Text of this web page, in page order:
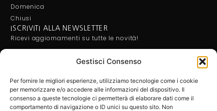
Gestisci Consenso
Per fornire le migliori esperienze, utilizziamo tecnologie come i cookie
per memorizzare e/o accedere alle informazioni del dispositivo. Il
consenso a queste tecnologie ci permetterà di elaborare dati come il
comportamento di navigazione o ID unici su questo sito. Non
Domenica
Chiusi
ISCRIVITI ALLA NEWSLETTER
Ricevi aggiornamenti su tutte le novità!
Letta e compresa l'Informativa Privacy, acconsento al
trattamento dei miei dati per ricevere le newsletter.